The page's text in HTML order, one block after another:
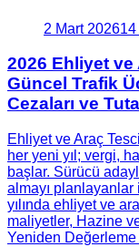
2 Mart 2026
2026 Ehliyet ve
Güncel Trafik
Cezaları ve
Ehliyet ve Araç
her yeni yıl; vergi,
başlar. Sürücü
almayı
yılında ehliyet ve
maliyetler, Hazine
Yeniden Değerleme